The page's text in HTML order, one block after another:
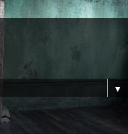
▼